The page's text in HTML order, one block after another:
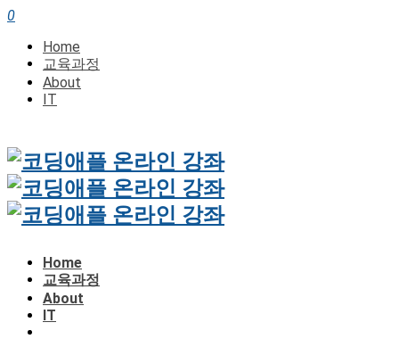
0
Home
교육과정
About
IT
Home
교육과정
About
IT